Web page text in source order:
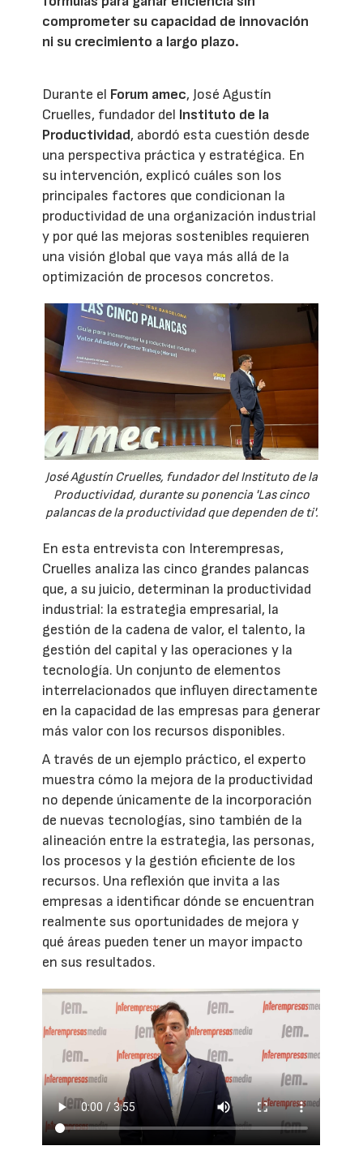
comprometer su capacidad de innovación
ni su crecimiento a largo plazo.
Durante el Forum amec, José Agustín
Cruelles, fundador del Instituto de la
Productividad, abordó esta cuestión desde
una perspectiva práctica y estratégica. En
su intervención, explicó cuáles son los
principales factores que condicionan la
productividad de una organización industrial
y por qué las mejoras sostenibles requieren
una visión global que vaya más allá de la
optimización de procesos concretos.
José Agustín Cruelles, fundador del Instituto de la
Productividad, durante su ponencia 'Las cinco
palancas de la productividad que dependen de ti'.
En esta entrevista con Interempresas,
Cruelles analiza las cinco grandes palancas
que, a su juicio, determinan la productividad
industrial: la estrategia empresarial, la
gestión de la cadena de valor, el talento, la
gestión del capital y las operaciones y la
tecnología. Un conjunto de elementos
interrelacionados que influyen directamente
en la capacidad de las empresas para generar
más valor con los recursos disponibles.
A través de un ejemplo práctico, el experto
muestra cómo la mejora de la productividad
no depende únicamente de la incorporación
de nuevas tecnologías, sino también de la
alineación entre la estrategia, las personas,
los procesos y la gestión eficiente de los
recursos. Una reflexión que invita a las
empresas a identificar dónde se encuentran
realmente sus oportunidades de mejora y
qué áreas pueden tener un mayor impacto
en sus resultados.